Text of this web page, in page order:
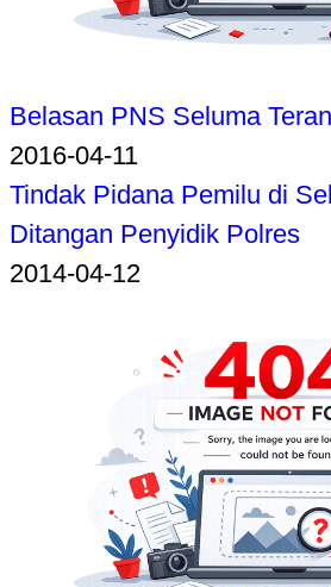
Belasan PNS Seluma
2016-04-11
Tindak Pidana Pemilu di
Ditangan Penyidik Polres
2014-04-12